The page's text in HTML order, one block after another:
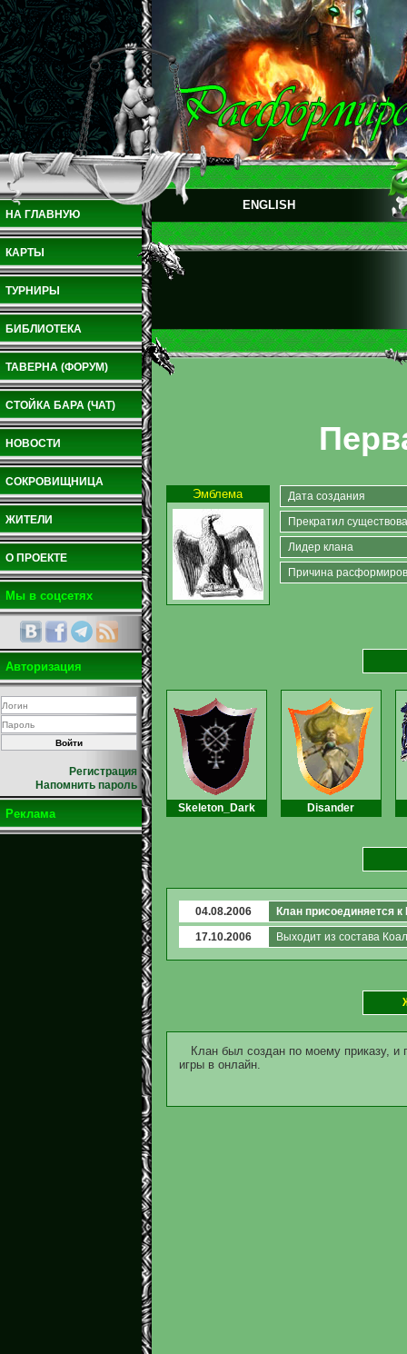
НА ГЛАВНУЮ
КАРТЫ
ТУРНИРЫ
БИБЛИОТЕКА
ТАВЕРНА (ФОРУМ)
СТОЙКА БАРА (ЧАТ)
НОВОСТИ
СОКРОВИЩНИЦА
ЖИТЕЛИ
О ПРОЕКТЕ
Мы в соцсетях
Авторизация
Регистрация
Напомнить пароль
Реклама
ENGLISH
Эмблема
Дата создания
Прекратил
Лидер клана
Причина
Skeleton_Dark Disander
04.08.2006
Клан присоединяется
17.10.2006
Выходит из состава
Клан был создан по моему приказу, и
игры в онлайн.